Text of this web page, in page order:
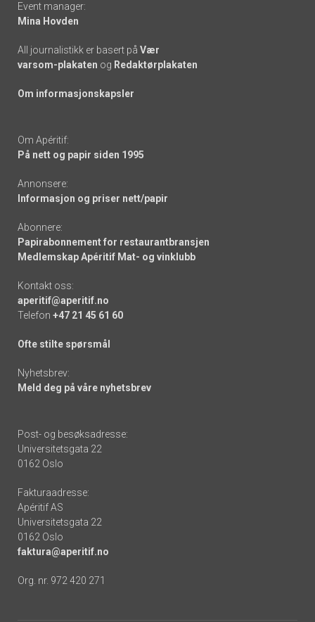
Event manager:
Mina Hovden
All journalistikk er basert på Vær
varsom-plakaten og Redaktørplakaten
Om informasjonskapsler
Om Apéritif:
På nett og papir siden 1995
Annonsere:
Informasjon og priser nett/papir
Abonnere:
Papirabonnement for restaurantbransjen
Medlemskap Apéritif Mat- og vinklubb
Kontakt oss:
aperitif@aperitif.no
Telefon +47 21 45 61 60
Ofte stilte spørsmål
Nyhetsbrev:
Meld deg på våre nyhetsbrev
Post- og besøksadresse:
Universitetsgata 22
0162 Oslo
Fakturaadresse:
Apéritif AS
Universitetsgata 22
0162 Oslo
faktura@aperitif.no
Org. nr. 972 420 271